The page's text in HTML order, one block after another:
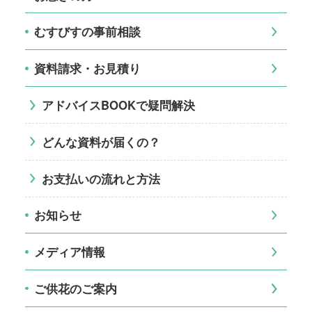
むすびすの事前相談
資料請求・お見積り
アドバイスBOOKで疑問解決
どんな資料が届くの？
お支払いの流れと方法
お知らせ
メディア情報
ご供花のご案内